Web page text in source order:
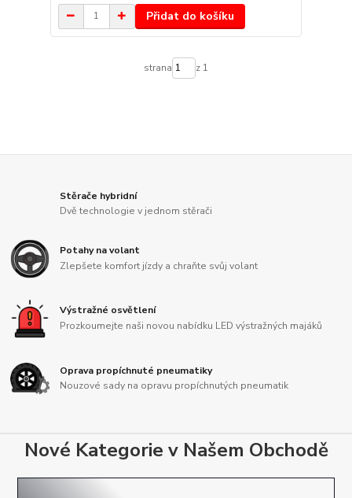
Přidat do košíku
strana z 1
Stěrače hybridní
Dvě technologie v jednom stěrači
Potahy na volant
Zlepšete komfort jízdy a chraňte svůj volant
Výstražné osvětlení
Prozkoumejte naši novou nabídku LED výstražných majáků
Oprava propíchnuté pneumatiky
Nouzové sady na opravu propíchnutých pneumatik
Nové Kategorie v Našem Obchodě